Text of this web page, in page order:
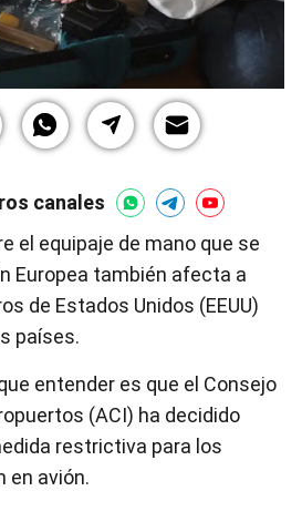
canales
el equipaje de mano que se
Europea también afecta a
de Estados Unidos (EEUU)
países.
entender es que el Consejo
(ACI) ha decidido
restrictiva para los
en avión.